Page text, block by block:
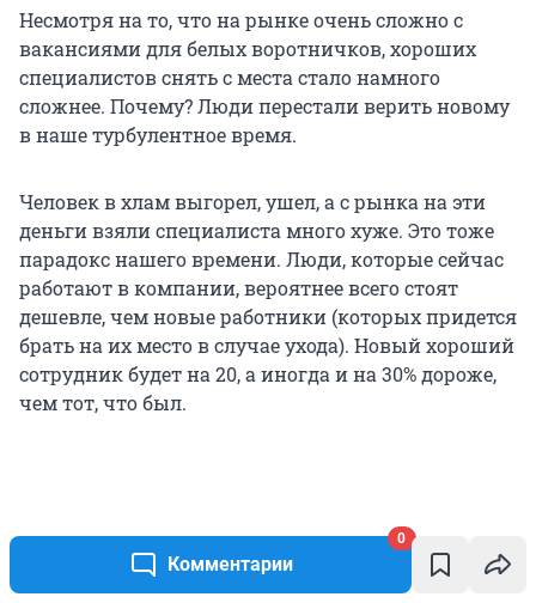
Комментарии
0
Несмотря на то, что на рынке очень сложно с
вакансиями для белых воротничков, хороших
специалистов снять с места стало намного
сложнее. Почему? Люди перестали верить новому
в наше турбулентное время.
Человек в хлам выгорел, ушел, а с рынка на эти
деньги взяли специалиста много хуже. Это тоже
парадокс нашего времени. Люди, которые сейчас
работают в компании, вероятнее всего стоят
дешевле, чем новые работники (которых придется
брать на их место в случае ухода). Новый хороший
сотрудник будет на 20, а иногда и на 30% дороже,
чем тот, что был.